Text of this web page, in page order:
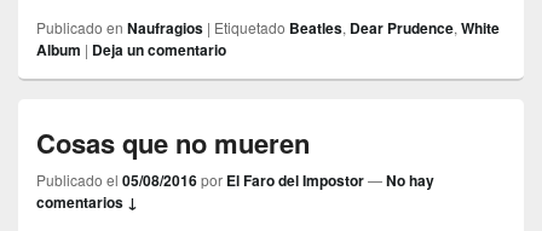
Publicado en Naufragios | Etiquetado Beatles, Dear Prudence, White
Album | Deja un comentario
Cosas que no mueren
Publicado el 05/08/2016por El Faro del Impostor—No hay
comentarios ↓